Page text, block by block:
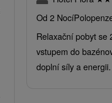
Od 2 Nocí
Relaxační pobyt se
vstupem do
doplní síly a energii.